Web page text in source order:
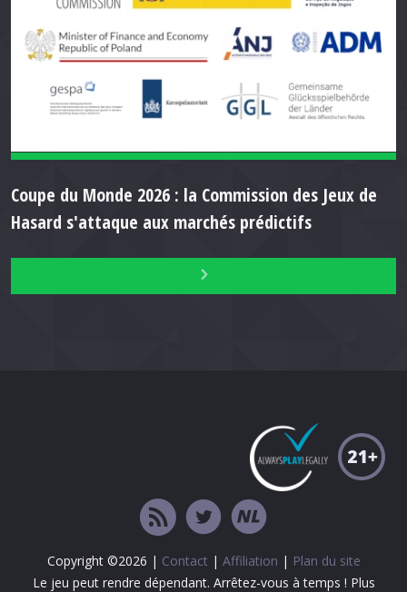
Coupe du Monde 2026 : la Commission des Jeux de
Hasard s'attaque aux marchés prédictifs
Copyright ©2026 | Contact | Affiliation | Plan du site
Le jeu peut rendre dépendant. Arrêtez-vous à temps ! Plus